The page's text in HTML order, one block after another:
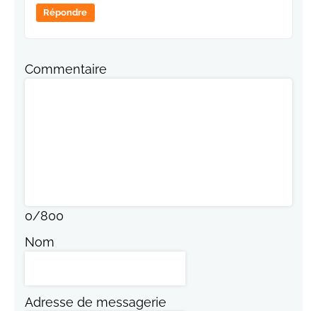
Répondre
Commentaire
0/800
Nom
Adresse de messagerie